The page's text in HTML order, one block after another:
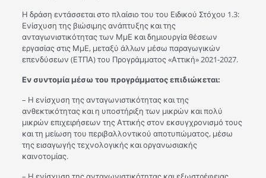
Η δράση εντάσσεται στο πλαίσιο του του Ειδικού Στόχου 1.3:
Ενίσχυση της βιώσιμης ανάπτυξης και της
ανταγωνιστικότητας των ΜμΕ και δημιουργία θέσεων
εργασίας στις ΜμΕ, μεταξύ άλλων μέσω παραγωγικών
επενδύσεων (ΕΤΠΑ) του Προγράμματος «Αττική» 2021-2027.
Εν συντομία μέσω του προγράμματος επιδιώκεται:
– Η ενίσχυση της ανταγωνιστικότητας και της
ανθεκτικότητας και η υποστήριξη των μικρών και πολύ
μικρών επιχειρήσεων της Αττικής στον εκσυγχρονισμό τους
και τη μείωση του περιβαλλοντικού αποτυπώματος, μέσω
της εισαγωγής τεχνολογικής και οργανωσιακής
καινοτομίας.